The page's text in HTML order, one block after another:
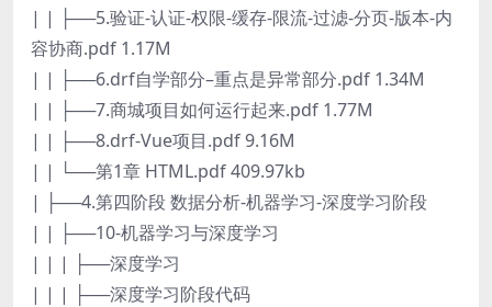
| | ├──5.验证-认证-权限-缓存-限流-过滤-分页-版本-内
容协商.pdf 1.17M
| | ├──6.drf自学部分–重点是异常部分.pdf 1.34M
| | ├──7.商城项目如何运行起来.pdf 1.77M
| | ├──8.drf-Vue项目.pdf 9.16M
| | └──第1章 HTML.pdf 409.97kb
| ├──4.第四阶段 数据分析-机器学习-深度学习阶段
| | ├──10-机器学习与深度学习
| | | ├──深度学习
| | | ├──深度学习阶段代码